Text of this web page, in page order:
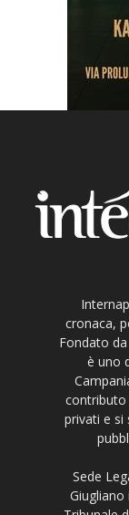
cronaca,
Fondato
è uno
contributo
privati e si
Sede
Giugliano